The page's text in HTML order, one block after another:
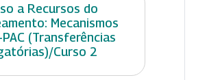
a Recursos do
Mecanismos
PAC (Transferências
Curso 2